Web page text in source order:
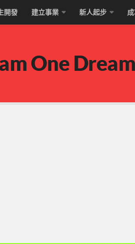
開發 建立事業 新人起步
One Dream